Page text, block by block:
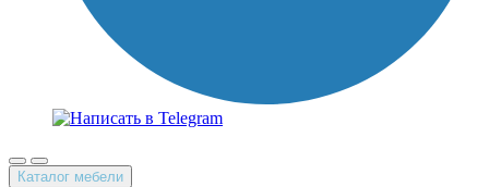
Каталог мебели